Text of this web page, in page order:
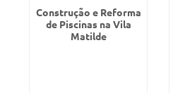
Construção e Reforma
de Piscinas na Vila
Matilde